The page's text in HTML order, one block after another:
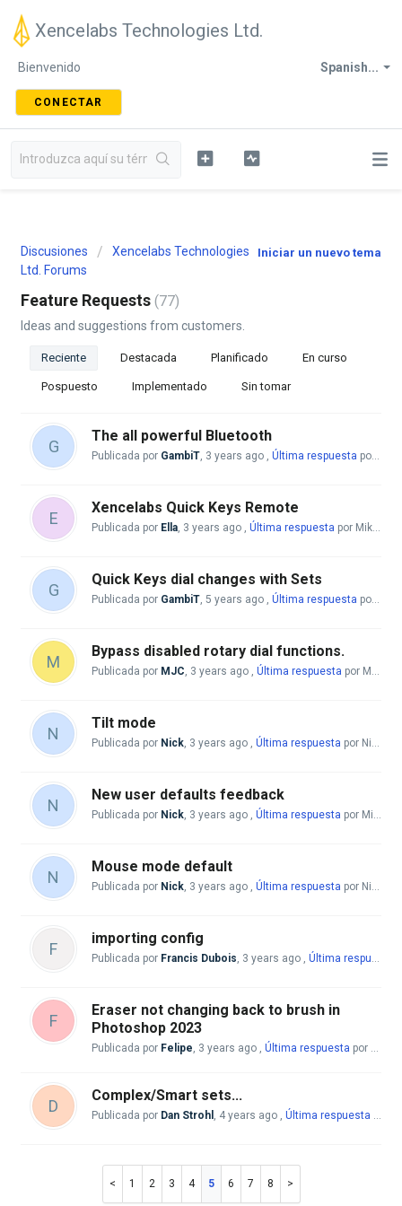
Xencelabs Technologies Ltd.
Spanish...
Bienvenido
CONECTAR
Iniciar un nuevo tema
Discusiones
Xencelabs Technologies
Ltd. Forums
Feature Requests 77
Ideas and suggestions from customers.
Reciente Destacada Planificado En curso
Pospuesto Implementado Sin tomar
G
The all powerful Bluetooth
Publicada por GambiT, 3 years ago , Última respuesta por Mike McBride
E
Xencelabs Quick Keys Remote
Publicada por Ella, 3 years ago , Última respuesta por Mike McBride
G
Quick Keys dial changes with Sets
Publicada por GambiT, 5 years ago , Última respuesta por Mike McBride
M
Bypass disabled rotary dial functions.
Publicada por MJC, 3 years ago , Última respuesta por Mike McBride
N
Tilt mode
Publicada por Nick, 3 years ago , Última respuesta por Nick
N
New user defaults feedback
Publicada por Nick, 3 years ago , Última respuesta por Mike McBride
N
Mouse mode default
Publicada por Nick, 3 years ago , Última respuesta por Nick
F
importing config
Publicada por Francis Dubois, 3 years ago , Última respuesta
F
Eraser not changing back to brush in
Photoshop 2023
Publicada por Felipe, 3 years ago , Última respuesta por Mike McBride
D
Complex/Smart sets...
Publicada por Dan Strohl , 4 years ago , Última respuesta
1 2 3 4 5 6 7 8